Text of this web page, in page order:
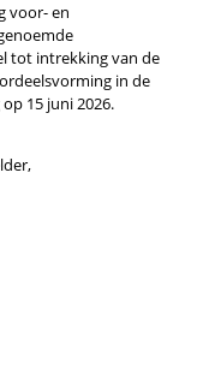
voor- en
tot intrekking van de
in de
15 juni 2026.